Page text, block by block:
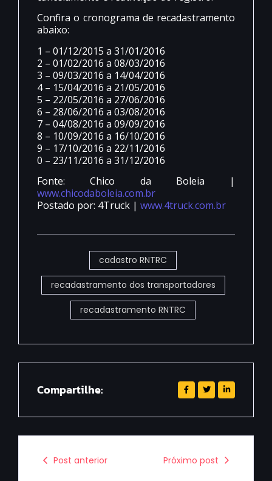
Confira o cronograma de recadastramento
abaixo:
1 – 01/12/2015 a 31/01/2016
2 – 01/02/2016 a 08/03/2016
3 – 09/03/2016 a 14/04/2016
4 – 15/04/2016 a 21/05/2016
5 – 22/05/2016 a 27/06/2016
6 – 28/06/2016 a 03/08/2016
7 – 04/08/2016 a 09/09/2016
8 – 10/09/2016 a 16/10/2016
9 – 17/10/2016 a 22/11/2016
0 – 23/11/2016 a 31/12/2016
Fonte: Chico da Boleia |
www.chicodaboleia.com.br
Postado por: 4Truck | www.4truck.com.br
cadastro RNTRC
recadastramento dos transportadores
recadastramento RNTRC
Compartilhe:
Post anterior Próximo post